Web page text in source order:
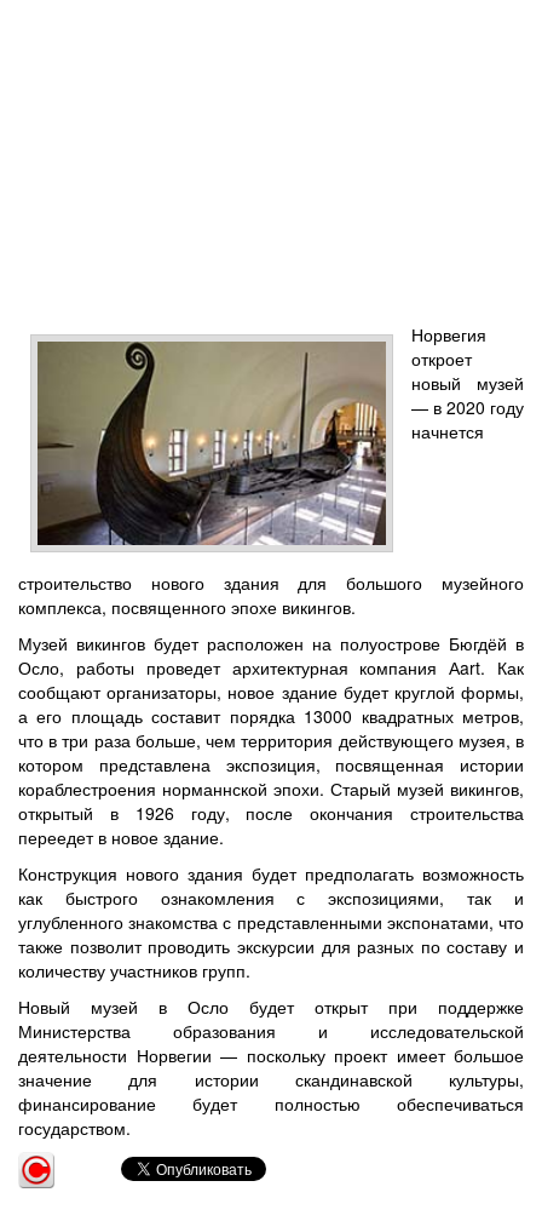
Норвегия
откроет
новый музей
— в 2020 году
начнется
строительство нового здания для большого музейного
комплекса, посвященного эпохе викингов.
Музей викингов будет расположен на полуострове Бюгдёй в
Осло, работы проведет архитектурная компания Аart. Как
сообщают организаторы, новое здание будет круглой формы,
а его площадь составит порядка 13000 квадратных метров,
что в три раза больше, чем территория действующего музея, в
котором представлена экспозиция, посвященная истории
кораблестроения норманнской эпохи. Старый музей викингов,
открытый в 1926 году, после окончания строительства
переедет в новое здание.
Конструкция нового здания будет предполагать возможность
как быстрого ознакомления с экспозициями, так и
углубленного знакомства с представленными экспонатами, что
также позволит проводить экскурсии для разных по составу и
количеству участников групп.
Новый музей в Осло будет открыт при поддержке
Министерства образования и исследовательской
деятельности Норвегии — поскольку проект имеет большое
значение для истории скандинавской культуры,
финансирование будет полностью обеспечиваться
государством.